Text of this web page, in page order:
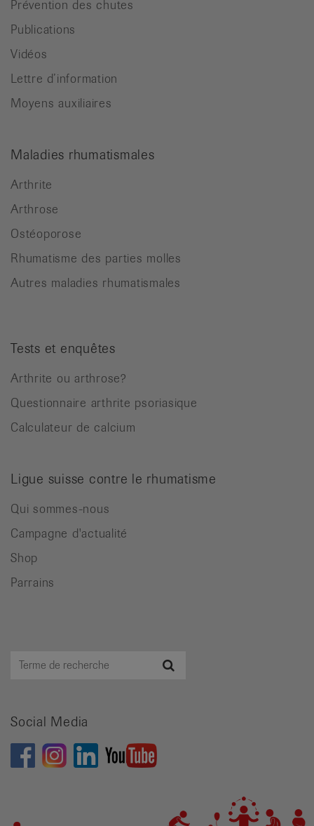
Prévention des chutes
Publications
Vidéos
Lettre d’information
Moyens auxiliaires
Maladies rhumatismales
Arthrite
Arthrose
Ostéoporose
Rhumatisme des parties molles
Autres maladies rhumatismales
Tests et enquêtes
Arthrite ou arthrose?
Questionnaire arthrite psoriasique
Calculateur de calcium
Ligue suisse contre le rhumatisme
Qui sommes-nous
Campagne d'actualité
Shop
Parrains
Terme
Social Media